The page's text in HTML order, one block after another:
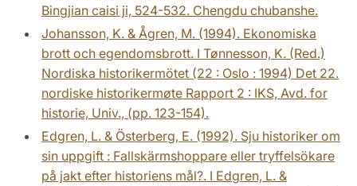
Bingjian caisi ji, 524-532. Chengdu chubanshe.
Johansson, K. & Ågren, M. (1994). Ekonomiska
brott och egendomsbrott. I Tønnesson, K. (Red.)
Nordiska historikermötet (22 : Oslo : 1994) Det 22.
nordiske historikermøte Rapport 2 : IKS, Avd. for
historie, Univ., (pp. 123-154).
Edgren, L. & Österberg, E. (1992). Sju historiker om
sin uppgift : Fallskärmshoppare eller tryffelsökare
på jakt efter historiens mål?. I Edgren, L. &